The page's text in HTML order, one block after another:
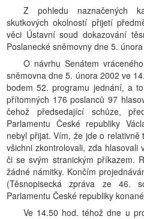
Z pohledu naznačených
skutkových okolností přijetí
věci Ústavní soud dokazování
Poslanecké sněmovny dne 5.
O návrhu Senátem
sněmovna dne 5. února 2002 ve
bodem 52. programu jednání, a
přítomných 176 poslanců 97
čehož předsedající schůze,
Parlamentu České republiky
nebyl přijat. Vím, že jde o
všichni zkontrolovali, zda
či se svým stranickým příkazem.
žádné námitky. Končím
(Těsnopisecká zpráva ze 46.
Parlamentu České republiky
Ve 14.50 hod. téhož dne u